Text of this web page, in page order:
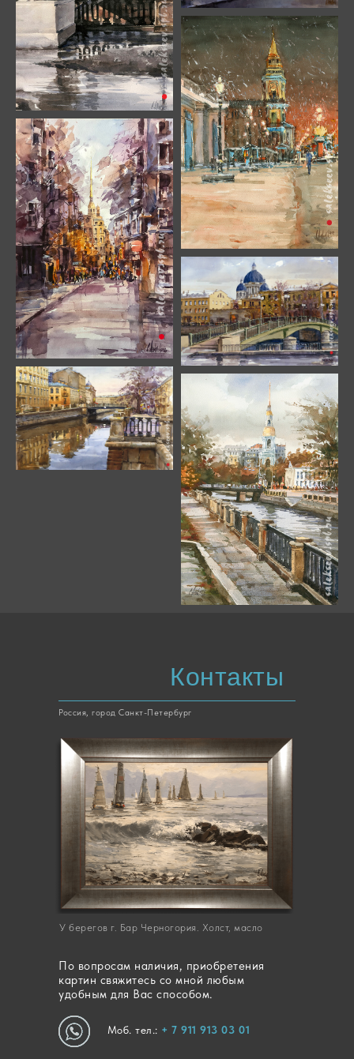
По вопросам наличия, приобретения
картин свяжитесь со мной любым
удобным для Вас способом.
Моб. тел.: + 7 911 913 03 01
Контакты
Россия, город Санкт-Петербург
У берегов г. Бар Черногория. Холст, масло